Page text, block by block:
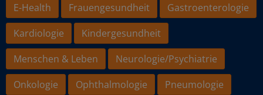
E-Health
Frauengesundheit
Gastroenterologie
Kardiologie
Kindergesundheit
Menschen & Leben
Neurologie/Psychiatrie
Onkologie
Ophthalmologie
Pneumologie